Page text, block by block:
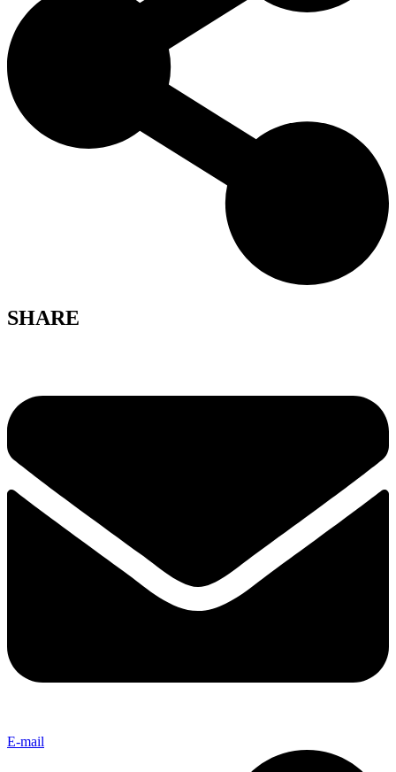
SHARE
E-mail